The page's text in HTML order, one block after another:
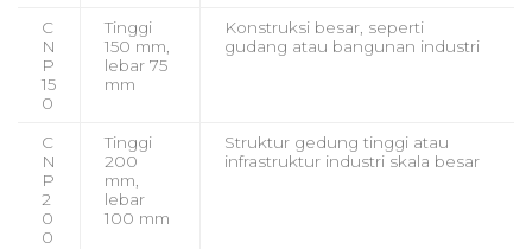
C
N
P
15
0
Tinggi
150 mm,
lebar 75
mm
Konstruksi besar, seperti
gudang atau bangunan industri
C
N
P
2
0
0
Tinggi
200
mm,
lebar
100 mm
Struktur gedung tinggi atau
infrastruktur industri skala besar